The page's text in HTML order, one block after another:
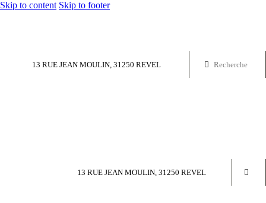
Skip to content Skip to footer
13 RUE JEAN MOULIN, 31250 REVEL
13 RUE JEAN MOULIN, 31250 REVEL